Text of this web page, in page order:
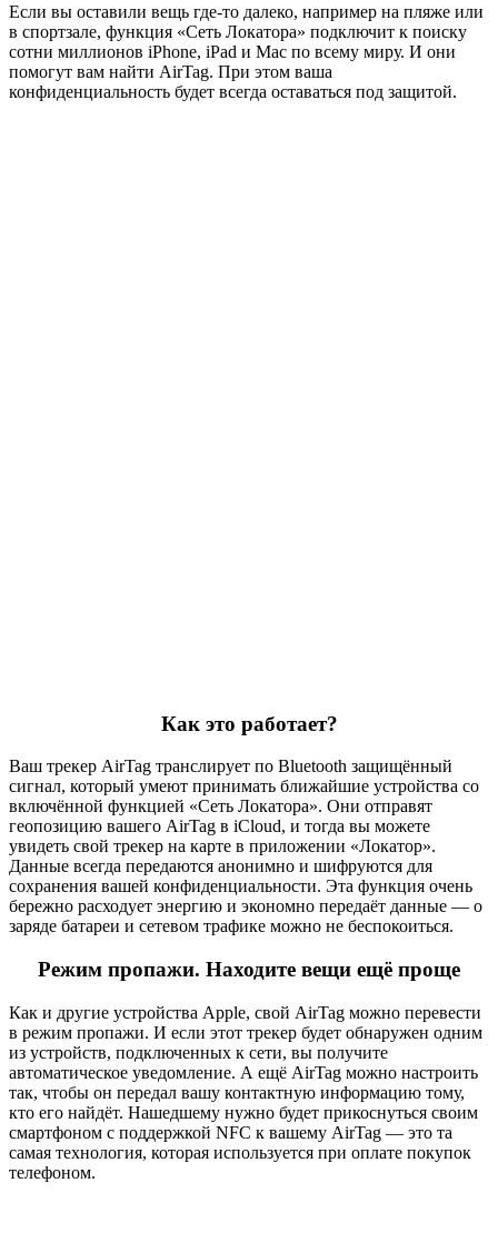
Если вы оставили вещь где-то далеко, например на пляже или
в спортзале, функция «Сеть Локатора» подключит к поиску
сотни миллионов iPhone, iPad и Mac по всему миру. И они
помогут вам найти AirTag. При этом ваша
конфиденциальность будет всегда оставаться под защитой.
Как это работает?
Ваш трекер AirTag транслирует по Bluetooth защищённый
сигнал, который умеют принимать ближайшие устройства со
включённой функцией «Сеть Локатора». Они отправят
геопозицию вашего AirTag в iCloud, и тогда вы можете
увидеть свой трекер на карте в приложении «Локатор».
Данные всегда передаются анонимно и шифруются для
сохранения вашей конфиденциальности. Эта функция очень
бережно расходует энергию и экономно передаёт данные — о
заряде батареи и сетевом трафике можно не беспокоиться.
Режим пропажи. Находите вещи ещё проще
Как и другие устройства Apple, свой AirTag можно перевести
в режим пропажи. И если этот трекер будет обнаружен одним
из уст­ройств, подключенных к сети, вы получите
автоматическое уведомление. А ещё AirTag можно настроить
так, чтобы он передал вашу контактную информацию тому,
кто его найдёт. Нашедшему нужно будет прикоснуться своим
смартфоном с поддержкой NFC к вашему AirTag — это та
самая технология, которая используется при оплате покупок
телефоном.